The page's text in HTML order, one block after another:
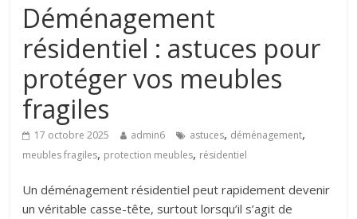
Déménagement
résidentiel : astuces pour
protéger vos meubles
fragiles
17 octobre 2025 admin6 astuces, déménagement,
meubles fragiles, protection meubles, résidentiel
Un déménagement résidentiel peut rapidement devenir
un véritable casse-tête, surtout lorsqu’il s’agit de